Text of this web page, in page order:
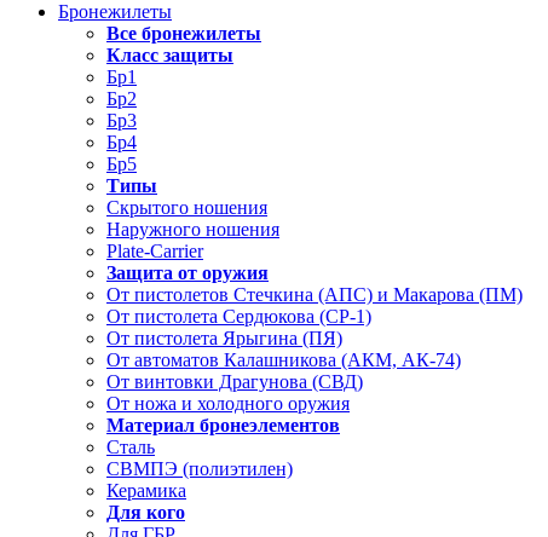
Бронежилеты
Все бронежилеты
Класс защиты
Бр1
Бр2
Бр3
Бр4
Бр5
Типы
Скрытого ношения
Наружного ношения
Plate-Carrier
Защита от оружия
От пистолетов Стечкина (АПС) и Макарова (ПМ)
От пистолета Сердюкова (СР-1)
От пистолета Ярыгина (ПЯ)
От автоматов Калашникова (АКМ, АК-74)
От винтовки Драгунова (СВД)
От ножа и холодного оружия
Материал бронеэлементов
Сталь
СВМПЭ (полиэтилен)
Керамика
Для кого